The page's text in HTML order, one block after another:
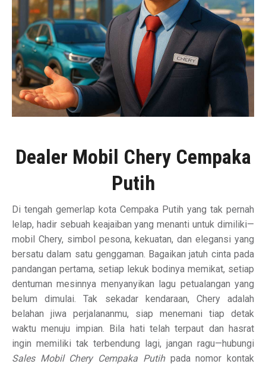
Dealer Mobil Chery Cempaka
Putih
Di tengah gemerlap kota Cempaka Putih yang tak pernah
lelap, hadir sebuah keajaiban yang menanti untuk dimiliki—
mobil Chery, simbol pesona, kekuatan, dan elegansi yang
bersatu dalam satu genggaman. Bagaikan jatuh cinta pada
pandangan pertama, setiap lekuk bodinya memikat, setiap
dentuman mesinnya menyanyikan lagu petualangan yang
belum dimulai. Tak sekadar kendaraan, Chery adalah
belahan jiwa perjalananmu, siap menemani tiap detak
waktu menuju impian. Bila hati telah terpaut dan hasrat
ingin memiliki tak terbendung lagi, jangan ragu—hubungi
Sales Mobil Chery Cempaka Putihpada nomor kontak